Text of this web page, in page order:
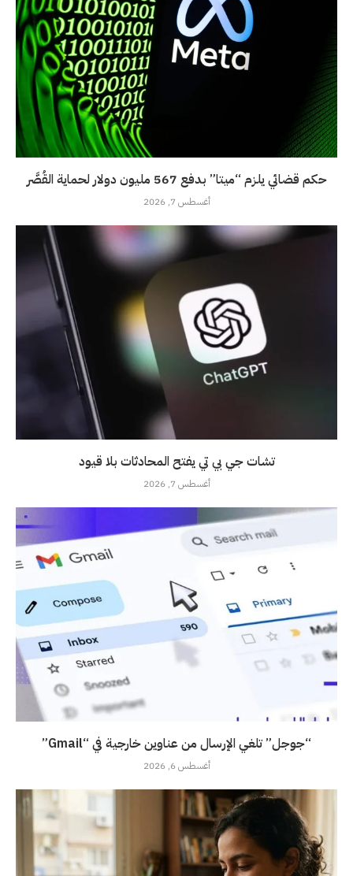
حكم قضائي يلزم “ميتا” بدفع 567 مليون دولار لحماية القُصَّر
أغسطس 7, 2026
تشات جي بي تي يفتح المحادثات بلا قيود
أغسطس 7, 2026
“جوجل” تلغي الإرسال من عناوين خارجية في “Gmail”
أغسطس 6, 2026